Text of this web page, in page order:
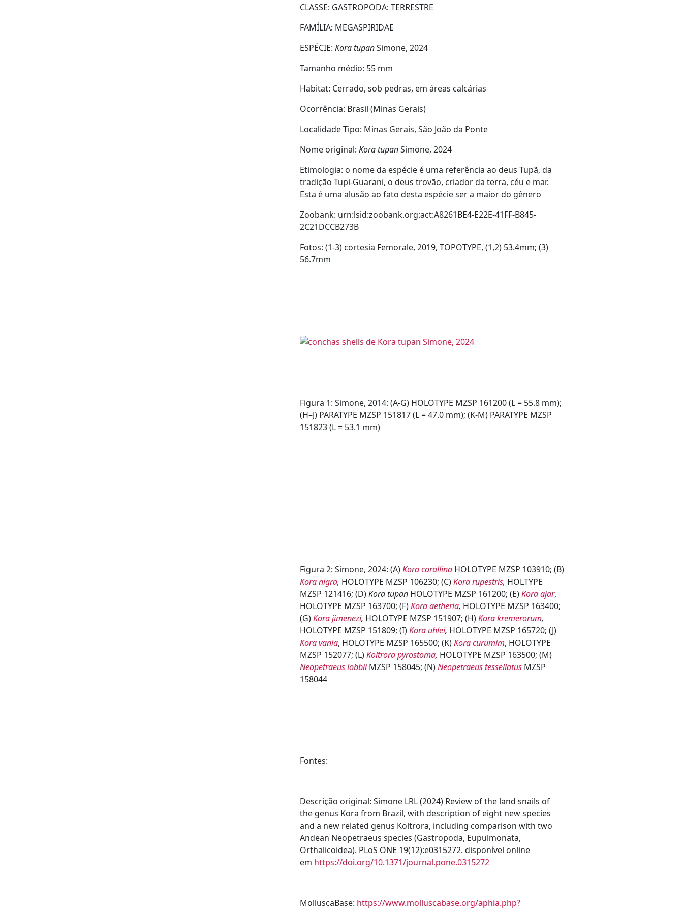
CLASSE: GASTROPODA: TERRESTRE
FAMÍLIA: MEGASPIRIDAE
ESPÉCIE: Kora tupanSimone, 2024
Tamanho médio: 55 mm
Habitat: Cerrado, sob pedras, em áreas calcárias
Ocorrência: Brasil (Minas Gerais)
Localidade Tipo: Minas Gerais, São João da Ponte
Nome original: Kora tupanSimone, 2024
Etimologia: o nome da espécie é uma referência ao deus Tupã, da
tradição Tupi-Guarani, o deus trovão, criador da terra, céu e mar.
Esta é uma alusão ao fato desta espécie ser a maior do gênero
Zoobank: urn:lsid:zoobank.org:act:A8261BE4-E22E-41FF-B845-
2C21DCCB273B
Fotos: (1-3) cortesia Femorale, 2019, TOPOTYPE, (1,2) 53.4mm; (3)
56.7mm
Figura 1: Simone, 2014: (A-G) HOLOTYPE MZSP 161200 (L = 55.8 mm);
(H–J) PARATYPE MZSP 151817 (L = 47.0 mm); (K-M) PARATYPE MZSP
151823 (L = 53.1 mm)
Figura 2: Simone, 2024: (A)Kora corallina HOLOTYPE MZSP 103910; (B)
Kora nigra, HOLOTYPE MZSP 106230; (C)Kora rupestris, HOLTYPE
MZSP 121416; (D)Kora tupan HOLOTYPE MZSP 161200; (E)Kora ajar,
HOLOTYPE MZSP 163700; (F)Kora aetheria, HOLOTYPE MZSP 163400;
(G)Kora jimenezi, HOLOTYPE MZSP 151907; (H)Kora kremerorum,
HOLOTYPE MZSP 151809; (I)Kora uhlei, HOLOTYPE MZSP 165720; (J)
Kora vania, HOLOTYPE MZSP 165500; (K)Kora curumim, HOLOTYPE
MZSP 152077; (L)Koltrora pyrostoma, HOLOTYPE MZSP 163500; (M)
Neopetraeus lobbiiMZSP 158045; (N)Neopetraeus tessellatus MZSP
158044
Fontes:
Descrição original: Simone LRL (2024) Review of the land snails of
the genus Kora from Brazil, with description of eight new species
and a new related genus Koltrora, including comparison with two
Andean Neopetraeus species (Gastropoda, Eupulmonata,
Orthalicoidea). PLoS ONE 19(12):e0315272. disponível online
em https://doi.org/10.1371/journal.pone.0315272
MolluscaBase: https://www.molluscabase.org/aphia.php?